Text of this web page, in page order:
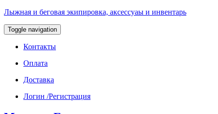
Лыжная и беговая экипировка, аксессуаы и инвентарь
Toggle navigation
Контакты
Оплата
Доставка
Логин /Регистрация